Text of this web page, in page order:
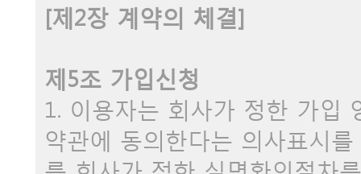
[제2장 계약의 체결]
제5조 가입신청
1. 이용자는 회사가 정한 가입
약관에 동의한다는 의사표시